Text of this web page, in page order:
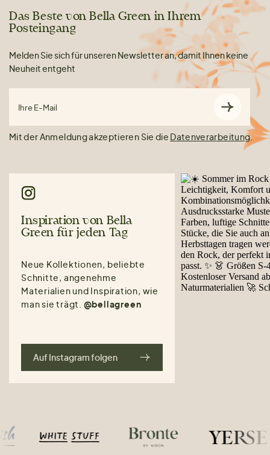
Das Beste von Bella Green in Ihrem
Posteingang
Melden Sie sich für unseren Newsletter an, damit Ihnen keine
Neuheit entgeht
Ihre E-Mail
Mit der Anmeldung akzeptieren Sie die Datenverarbeitung.
Inspiration von Bella
Green für jeden Tag
Neue Kollektionen, beliebte
Schnitte, angenehme
Materialien und Inspiration, wie
man sie trägt. @bellagreen
Auf Instagram folgen